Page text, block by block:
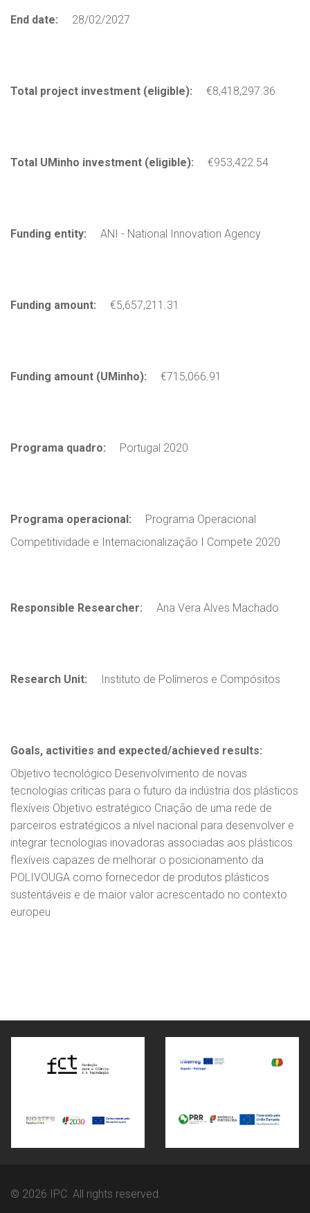
End date: 28/02/2027
Total project investment (eligible): €8,418,297.36
Total UMinho investment (eligible): €953,422.54
Funding entity: ANI - National Innovation Agency
Funding amount: €5,657,211.31
Funding amount (UMinho): €715,066.91
Programa quadro: Portugal 2020
Programa operacional:
Programa Operacional
Competitividade e Internacionalização I Compete 2020
Responsible Researcher: Ana Vera Alves Machado
Research Unit: Instituto de Polímeros e Compósitos
Goals, activities and expected/achieved results:
Objetivo tecnológico Desenvolvimento de novas
tecnologias críticas para o futuro da indústria dos plásticos
flexíveis Objetivo estratégico Criação de uma rede de
parceiros estratégicos a nível nacional para desenvolver e
integrar tecnologias inovadoras associadas aos plásticos
flexíveis capazes de melhorar o posicionamento da
POLIVOUGA como fornecedor de produtos plásticos
sustentáveis e de maior valor acrescentado no contexto
europeu
© 2026 IPC. All rights reserved.